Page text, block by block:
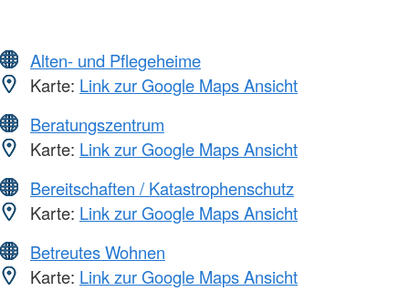
Alten- und Pflegeheime
Karte: Link zur Google Maps Ansicht
Beratungszentrum
Karte: Link zur Google Maps Ansicht
Bereitschaften / Katastrophenschutz
Karte: Link zur Google Maps Ansicht
Betreutes Wohnen
Karte: Link zur Google Maps Ansicht